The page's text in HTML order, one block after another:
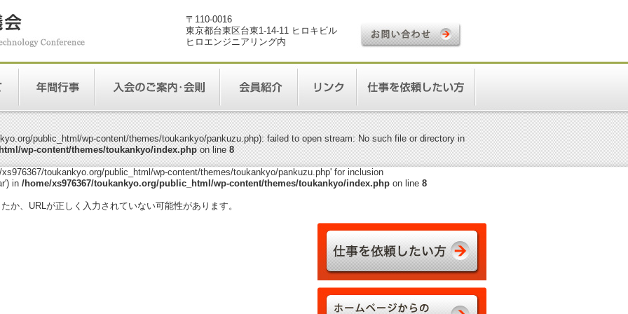
〒110-0016
東京都台東区台東1-14-11 ヒロキビル
ヒロエンジニアリング内
public_html/wp-content/themes/toukankyo/pankuzu.php): failed to open stream: No such file or directory in
wp-content/themes/toukankyo/index.phpon line8
toukankyo.org/public_html/wp-content/themes/toukankyo/pankuzu.php' for inclusion
in /home/xs976367/toukankyo.org/public_html/wp-content/themes/toukankyo/index.phpon line 8
か、URLが正しく入力されていない可能性があります。